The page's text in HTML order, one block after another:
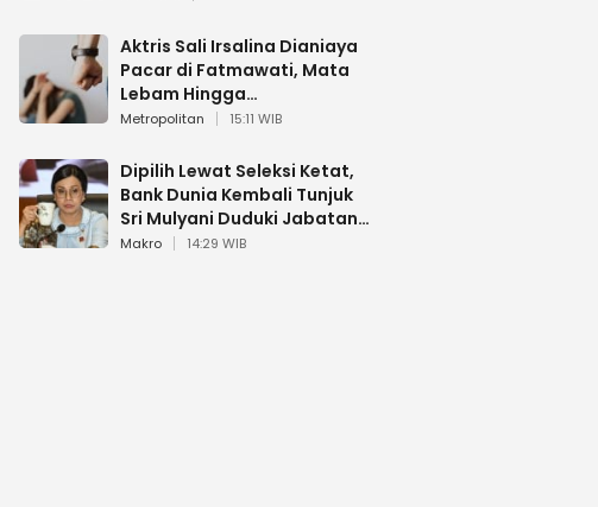
Aktris Sali Irsalina Dianiaya
Pacar di Fatmawati, Mata
Lebam Hingga
Diselamatkan Polantas
Metropolitan 15:11 WIB
Dipilih Lewat Seleksi Ketat,
Bank Dunia Kembali Tunjuk
Sri Mulyani Duduki Jabatan
Strategis
Makro 14:29 WIB